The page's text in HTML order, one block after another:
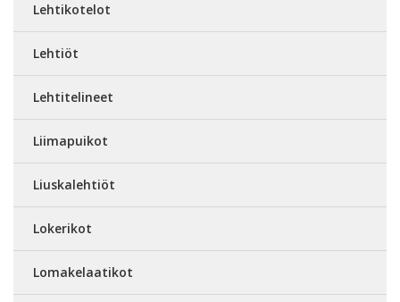
Lehtikotelot
Lehtiöt
Lehtitelineet
Liimapuikot
Liuskalehtiöt
Lokerikot
Lomakelaatikot